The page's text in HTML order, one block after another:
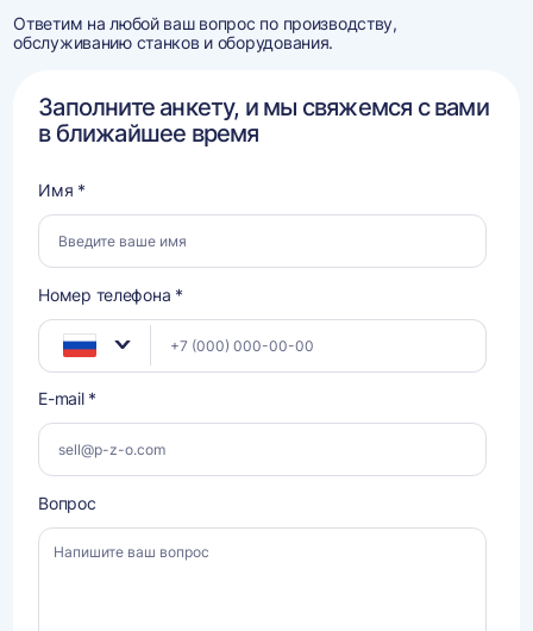
Ответим на любой ваш вопрос по производству,
обслуживанию станков и оборудования.
Заполните анкету, и мы свяжемся с вами
в ближайшее время
Имя *
Номер телефона *
E-mail *
Вопрос